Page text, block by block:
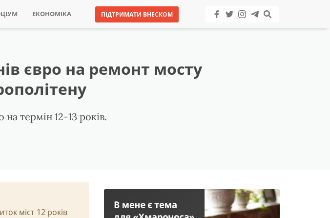
ЕКОНОМІКА ПІДТРИМАТИ ВНЕСКОМ
євро на ремонт мосту
термін 12-13 років.
міст 12 років